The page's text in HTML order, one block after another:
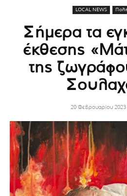
LOCAL NEWS
Σήμερα τα
έκθεσης
της
20 Φεβρουαρίου 2023